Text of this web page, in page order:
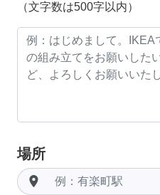
（文字数は500字以内）
場所
room